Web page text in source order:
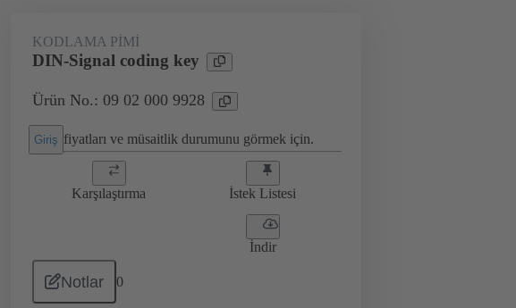
KODLAMA PIMI
DIN-Signal coding key
Ürün No.: 09 02 000 9928
Giriş fiyatları ve müsaitlik durumunu görmek için.
Karşılaştırma İstek Listesi
İndir
Notlar 0